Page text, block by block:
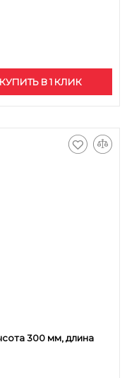
КУПИТЬ В 1 КЛИК
300 мм, длина